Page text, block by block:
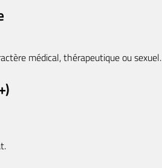
médical, thérapeutique ou sexuel.